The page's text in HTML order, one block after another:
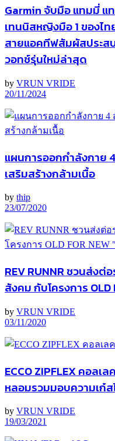
Garmin จับมือ แทมมี่
เทนนิสหญิงมือ 1 ของไ
สายแอคทีฟสัมผัสประส
วอทช์รุ่นใหม่ล่าสุด
by VRUN VRIDE
20/11/2024
แผนการออกกำลังกาย
เสริมสร้างกล้ามเนื้อ
by thip
23/07/2020
REV RUNNR ชวนส่งต่
สังคม กับโครงการ OLD
by VRUN VRIDE
03/11/2020
ECCO ZIPFLEX คอล
หลอมรวมมอบความเก๋
by VRUN VRIDE
19/03/2021